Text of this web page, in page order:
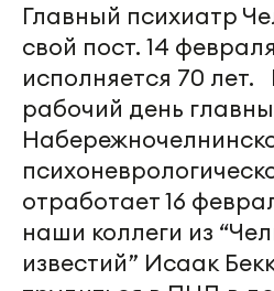
Главный психиатр
свой пост. 14
исполняется 70
рабочий день
отработает 16
наши коллеги из
известий” Исаак